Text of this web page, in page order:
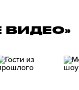
ВИДЕО»